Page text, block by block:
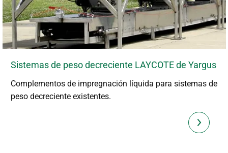
Sistemas de peso decreciente LAYCOTE de Yargus
Complementos de impregnación líquida para sistemas de
peso decreciente existentes.